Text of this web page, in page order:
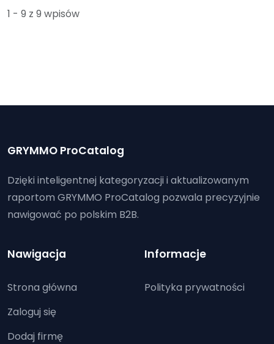
1 - 9 z 9 wpisów
GRYMMO ProCatalog
Dzięki inteligentnej kategoryzacji i aktualizowanym
raportom GRYMMO ProCatalog pozwala precyzyjnie
nawigować po polskim B2B.
Nawigacja
Strona główna
Zaloguj się
Dodaj firmę
Informacje
Polityka prywatności